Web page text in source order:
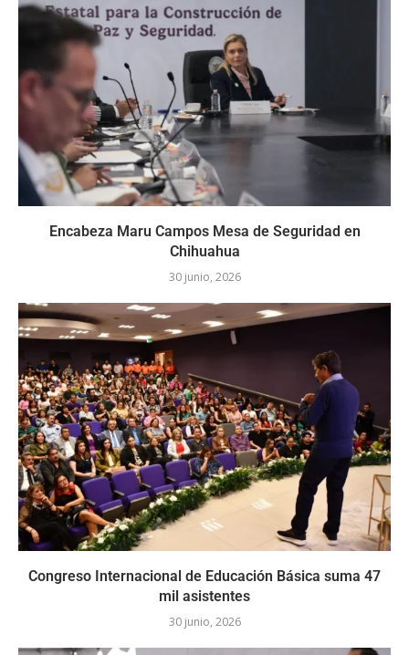
Encabeza Maru Campos Mesa de Seguridad en
Chihuahua
30 junio, 2026
Congreso Internacional de Educación Básica suma 47
mil asistentes
30 junio, 2026